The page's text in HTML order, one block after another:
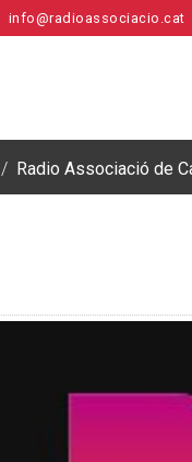
info@radioassociacio.cat
/ Radio Associació de